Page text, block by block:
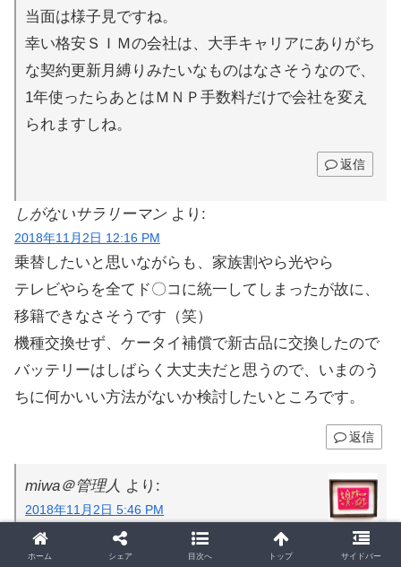
当面は様子見ですね。
幸い格安ＳＩＭの会社は、大手キャリアにありがち
な契約更新月縛りみたいなものはなさそうなので、
1年使ったらあとはＭＮＰ手数料だけで会社を変え
られますしね。
返信
しがないサラリーマン より:
2018年11月2日 12:16 PM
乗替したいと思いながらも、家族割やら光やら
テレビやらを全てド〇コに統一してしまったが故に、
移籍できなさそうです（笑）
機種交換せず、ケータイ補償で新古品に交換したので
バッテリーはしばらく大丈夫だと思うので、いまのう
ちに何かいい方法がないか検討したいところです。
返信
miwa＠管理人 より:
2018年11月2日 5:46 PM
>しがないサラリーマンさん
そこまでドコ●に統一しちゃったらしょうがないで
ホーム シェア 目次へ トップ サイドバー